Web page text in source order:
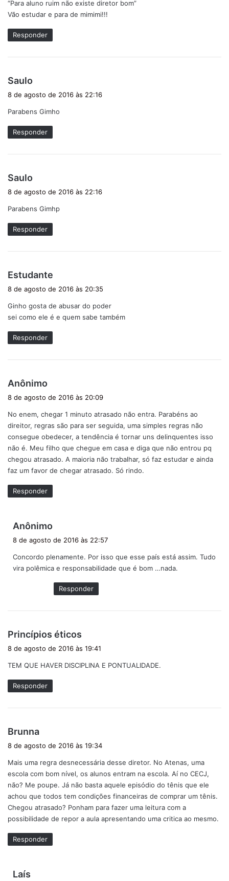
“Para aluno ruim não existe diretor bom”
Vão estudar e para de mimimi!!!
Responder
Saulo
s
e
:
8 de agosto de 2016 às 22:16
Parabens Gimho
Responder
Saulo
s
e
:
8 de agosto de 2016 às 22:16
Parabens Gimhp
Responder
Estudante
s
e
8 de agosto de 2016 às 20:35
Ginho gosta de abusar do poder
sei como ele é e quem sabe também
Responder
Anônimo
s
e
:
8 de agosto de 2016 às 20:09
No enem, chegar 1 minuto atrasado não entra. Parabéns ao
direitor, regras são para ser seguida, uma simples regras não
consegue obedecer, a tendência é tornar uns delinquentes isso
não é. Meu filho que chegue em casa e diga que não entrou pq
chegou atrasado. A maioria não trabalhar, só faz estudar e ainda
faz um favor de chegar atrasado. Só rindo.
Responder
Anônimo
s
e
:
8 de agosto de 2016 às 22:57
Concordo plenamente. Por isso que esse país está assim. Tudo
vira polêmica e responsabilidade que é bom …nada.
Responder
Princípios éticos
s
8 de agosto de 2016 às 19:41
TEM QUE HAVER DISCIPLINA E PONTUALIDADE.
Responder
Brunna
s
e
:
8 de agosto de 2016 às 19:34
Mais uma regra desnecessária desse diretor. No Atenas, uma
escola com bom nível, os alunos entram na escola. Aí no CECJ,
não? Me poupe. Já não basta aquele episódio do tênis que ele
achou que todos tem condições financeiras de comprar um tênis.
Chegou atrasado? Ponham para fazer uma leitura com a
possibilidade de repor a aula apresentando uma critica ao mesmo.
Responder
Laís